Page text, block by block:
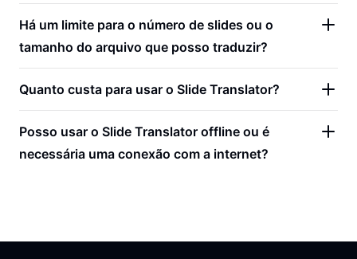
Há um limite para o número de slides ou o
tamanho do arquivo que posso traduzir?
Quanto custa para usar o Slide Translator?
Posso usar o Slide Translator offline ou é
necessária uma conexão com a internet?